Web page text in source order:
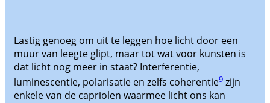
Lastig genoeg om uit te leggen hoe licht door een
muur van leegte glipt, maar tot wat voor kunsten is
dat licht nog meer in staat? Interferentie,
luminescentie, polarisatie en zelfs coherentie9 zijn
enkele van de capriolen waarmee licht ons kan